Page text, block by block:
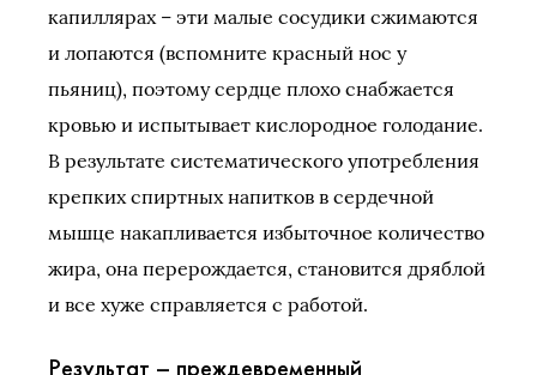
капиллярах – эти малые сосудики сжимаются
и лопаются (вспомните красный нос у
пьяниц), поэтому сердце плохо снабжается
кровью и испытывает кислородное голодание.
В результате систематического употребления
крепких спиртных напитков в сердечной
мышце накапливается избыточное количество
жира, она перерождается, становится дряблой
и все хуже справляется с работой.
Результат – преждевременный